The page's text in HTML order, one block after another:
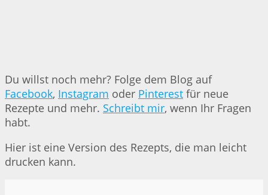
Du willst noch mehr? Folge dem Blog auf
Facebook, Instagram oder Pinterest für neue
Rezepte und mehr. Schreibt mir, wenn Ihr Fragen
habt.
Hier ist eine Version des Rezepts, die man leicht
drucken kann.